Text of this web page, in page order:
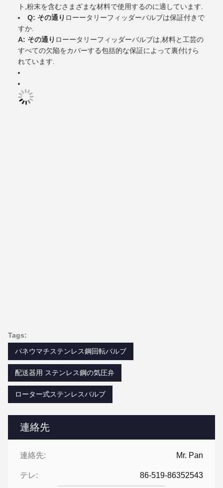
連絡先
連絡先: Mr. Pan
テレ: 86-519-86352543
ト,粉末を含むさまざまな材料で使用するのに適しています.
Q: その通り ローータリーフィッダーバルブは保証付きで
すか.
A: その通り ローータリーフィッダーバルブは,材料と工芸の
すべての欠陥をカバーする包括的な保証によって裏付けら
れています.
Tags:
パネウマチステンレス鋼回転バルブ
配送器用 ステンレス鋼の気圧弁
ローター式ステンレスバルブ